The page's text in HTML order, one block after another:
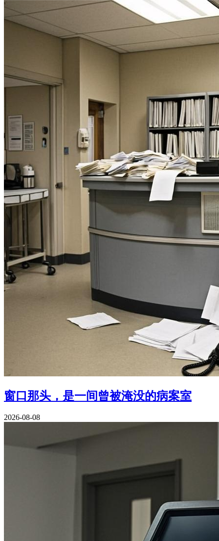
窗口那头，是一间曾被淹没的病案室
2026-08-08